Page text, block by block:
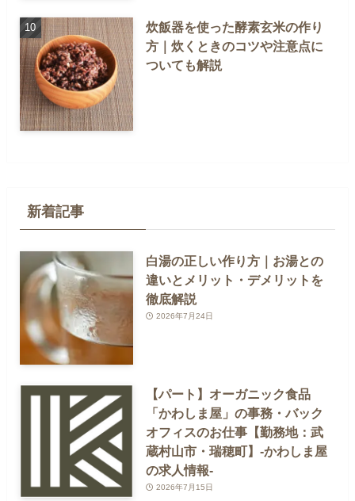
炊飯器を使った酵素玄米の作り
方｜炊くときのコツや注意点に
ついても解説
新着記事
白湯の正しい作り方｜お湯との
違いとメリット・デメリットを
徹底解説
2026年7月24日
【パート】オーガニック食品
「かわしま屋」の事務・バック
オフィスのお仕事【勤務地：武
蔵村山市・瑞穂町】-かわしま屋
の求人情報-
2026年7月15日